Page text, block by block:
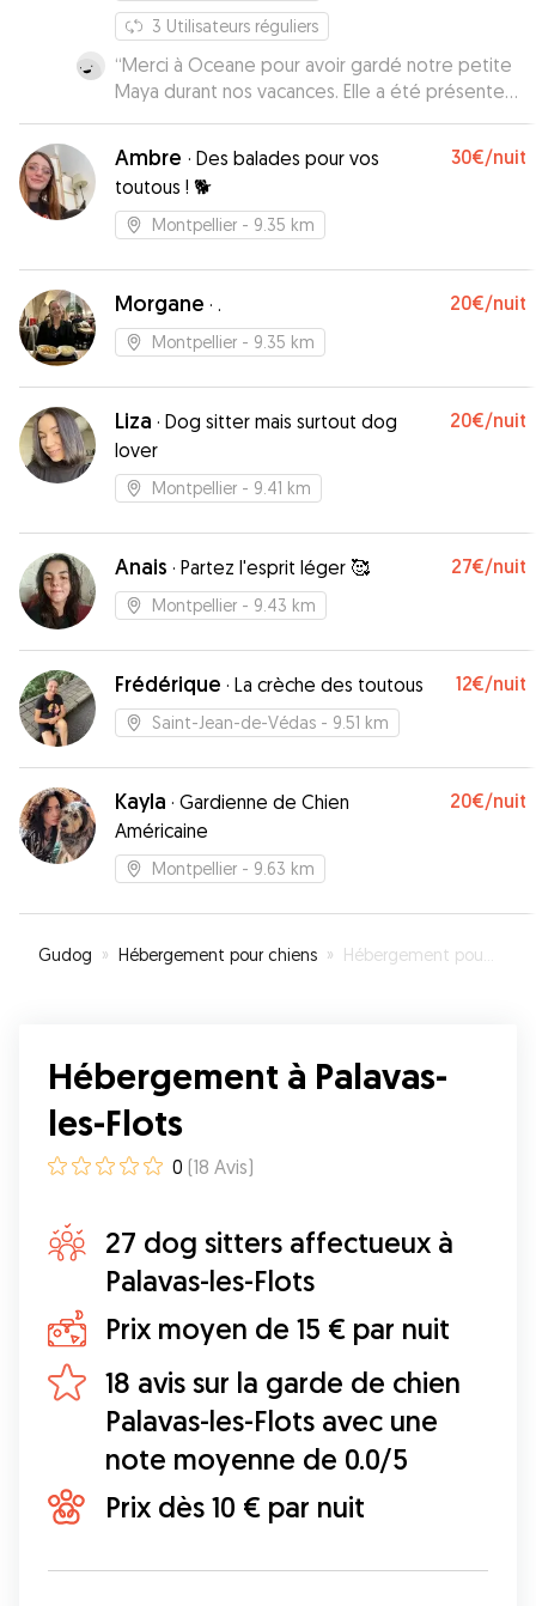
3 Utilisateurs réguliers
“Merci à Oceane pour avoir gardé notre petite
Maya durant nos vacances. Elle a été présente
pour elle à la maison et nous a donné des
nouvelles régulièrement. Concernant les
horaires de dépose et de récupération elle a
été très flexible et nous avons pu venir
récupérer Maya tard le soir. Au top ! Merci
Ambre · Des balades pour vos
toutous ! 🐕
30€/nuit
Montpellier - 9.35 km
Morgane · . 20€/nuit
Montpellier - 9.35 km
Liza · Dog sitter mais surtout dog
lover
20€/nuit
Montpellier - 9.41 km
Anais · Partez l'esprit léger 🥰 27€/nuit
Montpellier - 9.43 km
Frédérique · La crèche des toutous 12€/nuit
Saint-Jean-de-Védas - 9.51 km
Kayla · Gardienne de Chien
Américaine
20€/nuit
Montpellier - 9.63 km
Gudog » Hébergement pour chiens » Hébergement pour votre chien à Palavas-les-Flots
Hébergement à Palavas-
les-Flots
0 (18 Avis)
27 dog sitters affectueux à
Palavas-les-Flots
Prix moyen de 15 € par nuit
18 avis sur la garde de chien
Palavas-les-Flots avec une
note moyenne de 0.0/5
Prix dès 10 € par nuit